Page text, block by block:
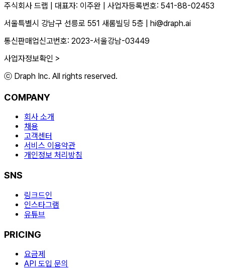
주식회사 드랩 대표자: 이주완
사업자등록번호: 541-88-02453
서울특별시 강남구 선릉로 551 새롬빌딩 5층
hi@draph.ai
통신판매업신고번호: 2023-서울강남-03449
사업자정보확인 >
ⓒ Draph Inc. All rights reserved.
COMPANY
회사 소개
채용
고객센터
서비스 이용약관
개인정보 처리방침
SNS
링크드인
인스타그램
유튜브
PRICING
요금제
API 도입 문의